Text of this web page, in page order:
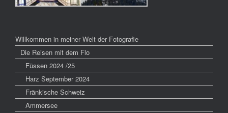
Willkommen in meiner Welt der Fotografie
Die Reisen mit dem Flo
Füssen 2024 /25
Harz September 2024
Fränkische Schweiz
Ammersee